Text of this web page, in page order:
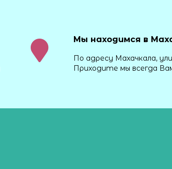
Мы находимся в
По адресу Махачкала,
Приходите мы всегда